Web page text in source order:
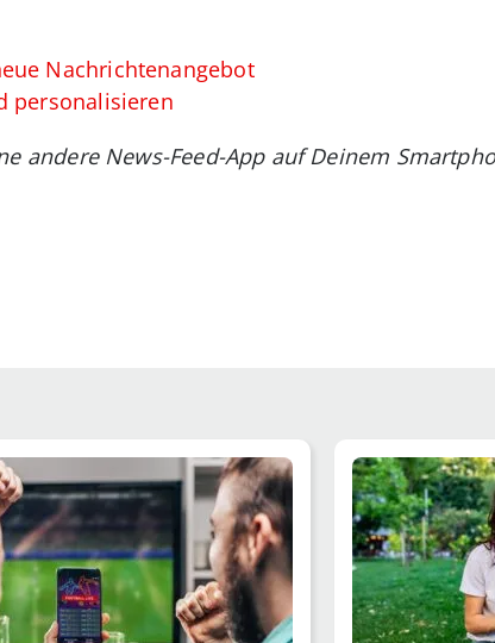
Nachrichtenangebot
personalisieren
andere News-Feed-App auf Deinem